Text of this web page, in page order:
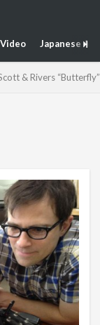
Video Japanese
& Rivers “Butterfly”